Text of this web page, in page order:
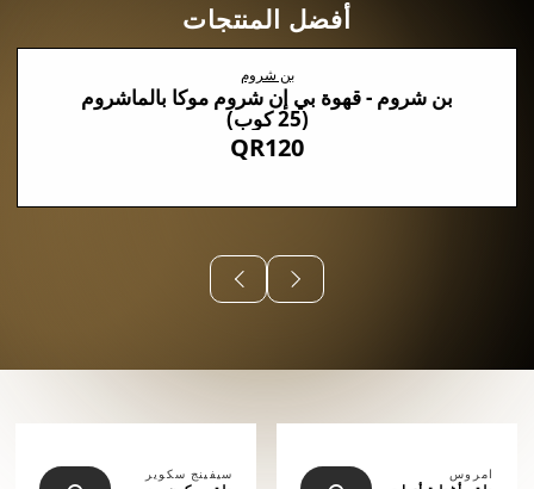
أفضل المنتجات
بن شروم
بن شروم - قهوة بي إن شروم موكا بالماشروم
(25 كوب)
QR120
امروس سيفينج سكوير